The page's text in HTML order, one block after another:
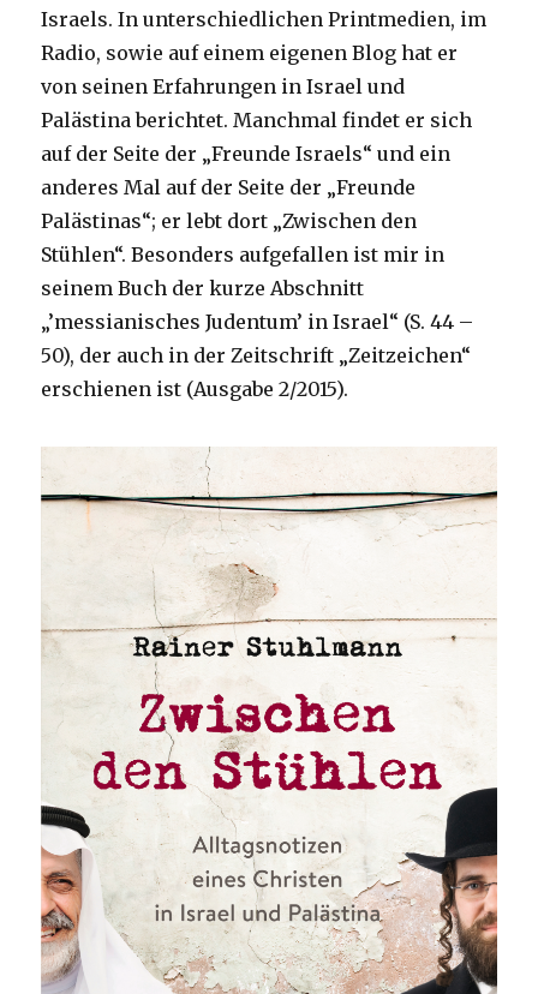
Israels. In unterschiedlichen Printmedien, im
Radio, sowie auf einem eigenen Blog hat er
von seinen Erfahrungen in Israel und
Palästina berichtet. Manchmal findet er sich
auf der Seite der „Freunde Israels“ und ein
anderes Mal auf der Seite der „Freunde
Palästinas“; er lebt dort „Zwischen den
Stühlen“. Besonders aufgefallen ist mir in
seinem Buch der kurze Abschnitt
„’messianisches Judentum’ in Israel“ (S. 44 –
50), der auch in der Zeitschrift „Zeitzeichen“
erschienen ist (Ausgabe 2/2015).